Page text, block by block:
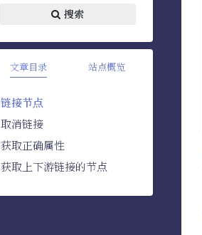
搜索
文章目录 站点概览
链接节点
取消链接
获取正确属性
获取上下游链接的节点